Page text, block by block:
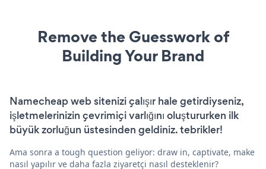
Remove the Guesswork of
Building Your Brand
Namecheap web sitenizi çalışır hale getirdiyseniz,
işletmelerinizin çevrimiçi varlığını oluştururken ilk
büyük zorluğun üstesinden geldiniz. tebrikler!
Ama sonra a tough question geliyor: draw in, captivate, make
nasıl yapılır ve daha fazla ziyaretçi nasıl desteklenir?